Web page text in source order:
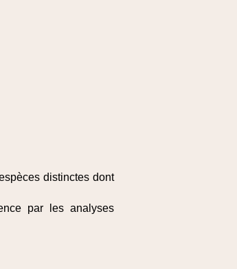
distinctes dont
par les analyses